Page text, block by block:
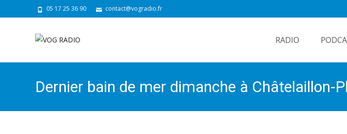
05 17 25 36 90 contact@vogradio.fr
RADIO
Dernier bain de mer dimanche à Châtelaillon-